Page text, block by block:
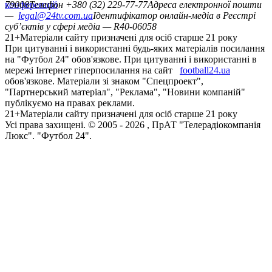
конференцій
79008Телефон +380 (32) 229-77-77Адреса електронної пошти
— legal@24tv.com.uaІдентифікатор онлайн-медіа в Реєстрі
суб’єктів у сфері медіа — R40-06058
21+Матеріали сайту призначені для осіб старше 21 року
При цитуванні і використанні будь-яких матеріалів посилання
на "Футбол 24" обов'язкове. При цитуванні і використанні в
мережі Інтернет гіперпосилання на сайт
football24.ua
обов'язкове. Матеріали зі знаком "Спецпроект",
"Партнерський матеріал", "Реклама", "Новини компаній"
публікуємо на правах реклами.
21+Матеріали сайту призначені для осіб старше 21 року
Усi права захищенi. © 2005 - 2026 , ПрАТ "Телерадіокомпанія
Люкс". "Футбол 24".